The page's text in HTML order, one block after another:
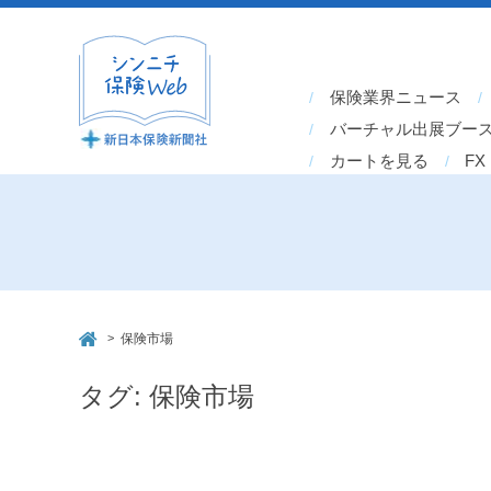
保険業界ニュース
バーチャル出展ブー
カートを見る
FX
> 保険市場
タグ: 保険市場